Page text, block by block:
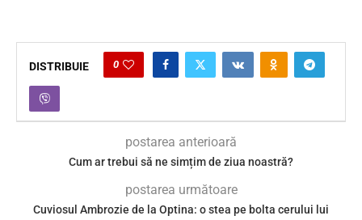
DISTRIBUIE 0
postarea anterioară
Cum ar trebui să ne simțim de ziua noastră?
postarea următoare
Cuviosul Ambrozie de la Optina: o stea pe bolta cerului lui